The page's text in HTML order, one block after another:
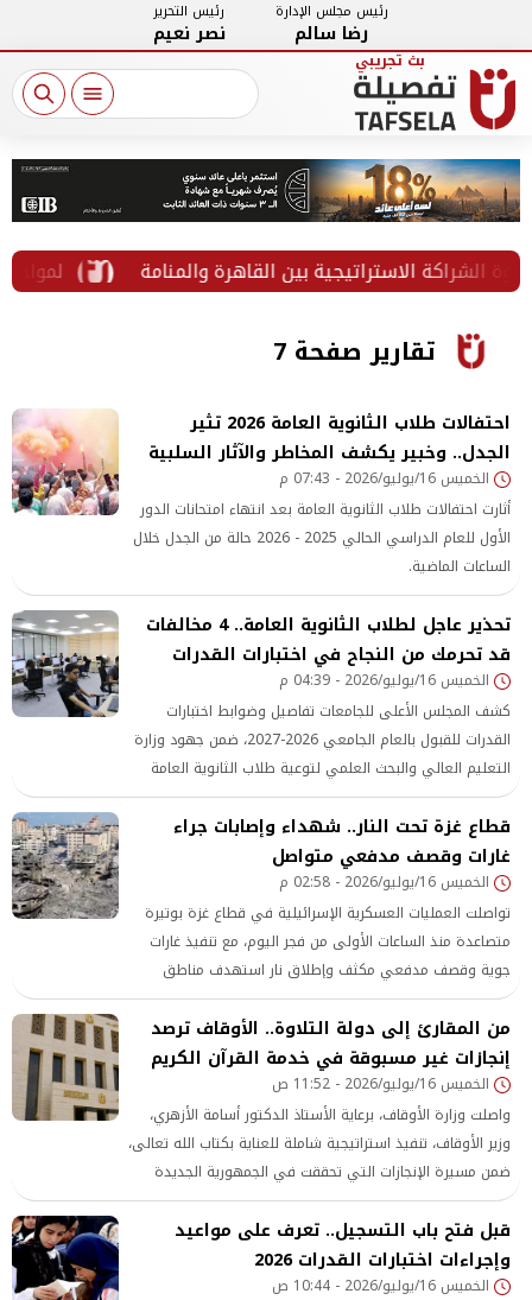
رئيس مجلس الإدارة
رضا سالم
رئيس التحرير
نصر نعيم
لمواجهة الاستراتيجية بين القاهرة والمنامة
تقارير صفحة 7
احتفالات طلاب الثانوية العامة 2026 تثير
الجدل.. وخبير يكشف المخاطر والآثار السلبية
الخميس 16/يوليو/2026 - 07:43 م
أثارت احتفالات طلاب الثانوية العامة بعد انتهاء امتحانات الدور
الأول للعام الدراسي الحالي 2025 - 2026 حالة من الجدل خلال
الساعات الماضية.
تحذير عاجل لطلاب الثانوية العامة.. 4 مخالفات
قد تحرمك من النجاح في اختبارات القدرات
الخميس 16/يوليو/2026 - 04:39 م
كشف المجلس الأعلى للجامعات تفاصيل وضوابط اختبارات
القدرات للقبول بالعام الجامعي 2026-2027، ضمن جهود وزارة
التعليم العالي والبحث العلمي لتوعية طلاب الثانوية العامة
قطاع غزة تحت النار.. شهداء وإصابات جراء
غارات وقصف مدفعي متواصل
الخميس 16/يوليو/2026 - 02:58 م
تواصلت العمليات العسكرية الإسرائيلية في قطاع غزة بوتيرة
متصاعدة منذ الساعات الأولى من فجر اليوم، مع تنفيذ غارات
جوية وقصف مدفعي مكثف وإطلاق نار استهدف مناطق
متفرقة من القطاع، ما أسفر عن سقوط شهداء وجرحى، إلى
جانب تدمير منازل وإلحاق أضرار واسعة بالممتلكات والبنية
التحتية، وسط استمرار التدهور الإنساني في مختلف أنحاء غزة.
من المقارئ إلى دولة التلاوة.. الأوقاف ترصد
إنجازات غير مسبوقة في خدمة القرآن الكريم
الخميس 16/يوليو/2026 - 11:52 ص
واصلت وزارة الأوقاف، برعاية الأستاذ الدكتور أسامة الأزهري،
وزير الأوقاف، تنفيذ استراتيجية شاملة للعناية بكتاب الله تعالى،
ضمن مسيرة الإنجازات التي تحققت في الجمهورية الجديدة
خلال الفترة من عام 2014 وحتى عام 2026، مستهدفة ترسيخ
صحيح الدين، وإعداد أجيال متقنة
قبل فتح باب التسجيل.. تعرف على مواعيد
وإجراءات اختبارات القدرات 2026
الخميس 16/يوليو/2026 - 10:44 ص